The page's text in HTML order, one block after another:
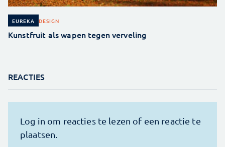
EUREKA DESIGN
Kunstfruit als wapen tegen verveling
REACTIES